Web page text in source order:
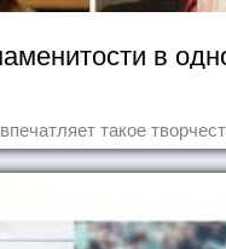
в
такое